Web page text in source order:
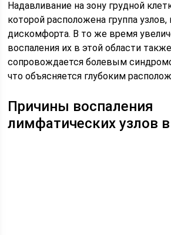
Надавливание на зону грудной
которой расположена группа узлов,
дискомфорта. В то же время
воспаления их в этой области
сопровождается болевым
что объясняется глубоким
Причины воспаления
лимфатических узлов